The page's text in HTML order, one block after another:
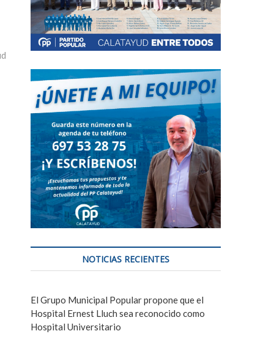
NOTICIAS RECIENTES
El Grupo Municipal Popular propone que el
Hospital Ernest Lluch sea reconocido como
Hospital Universitario